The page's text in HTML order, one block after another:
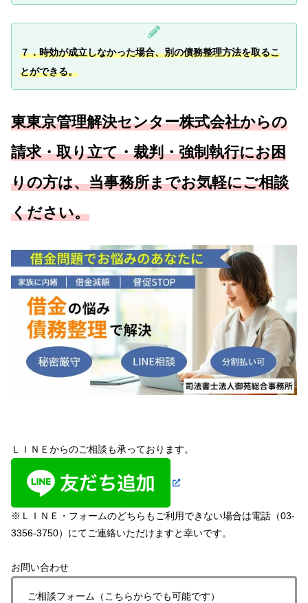
７．時効が成立しなかった場合、別の債務整理方法を取るこ
とができる。
東東京管理解決センター株式会社からの
請求・取り立て・裁判・強制執行にお困
りの方は、当事務所までお気軽にご相談
ください。
ＬＩＮＥからのご相談も承っております。
※ＬＩＮＥ・フォームのどちらもご利用できない場合は電話（03-
3356-3750）にてご連絡いただけますと幸いです。
お問い合わせ
ご相談フォーム（こちらからでも可能です）